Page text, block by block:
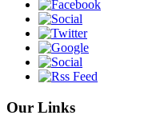
Our Links